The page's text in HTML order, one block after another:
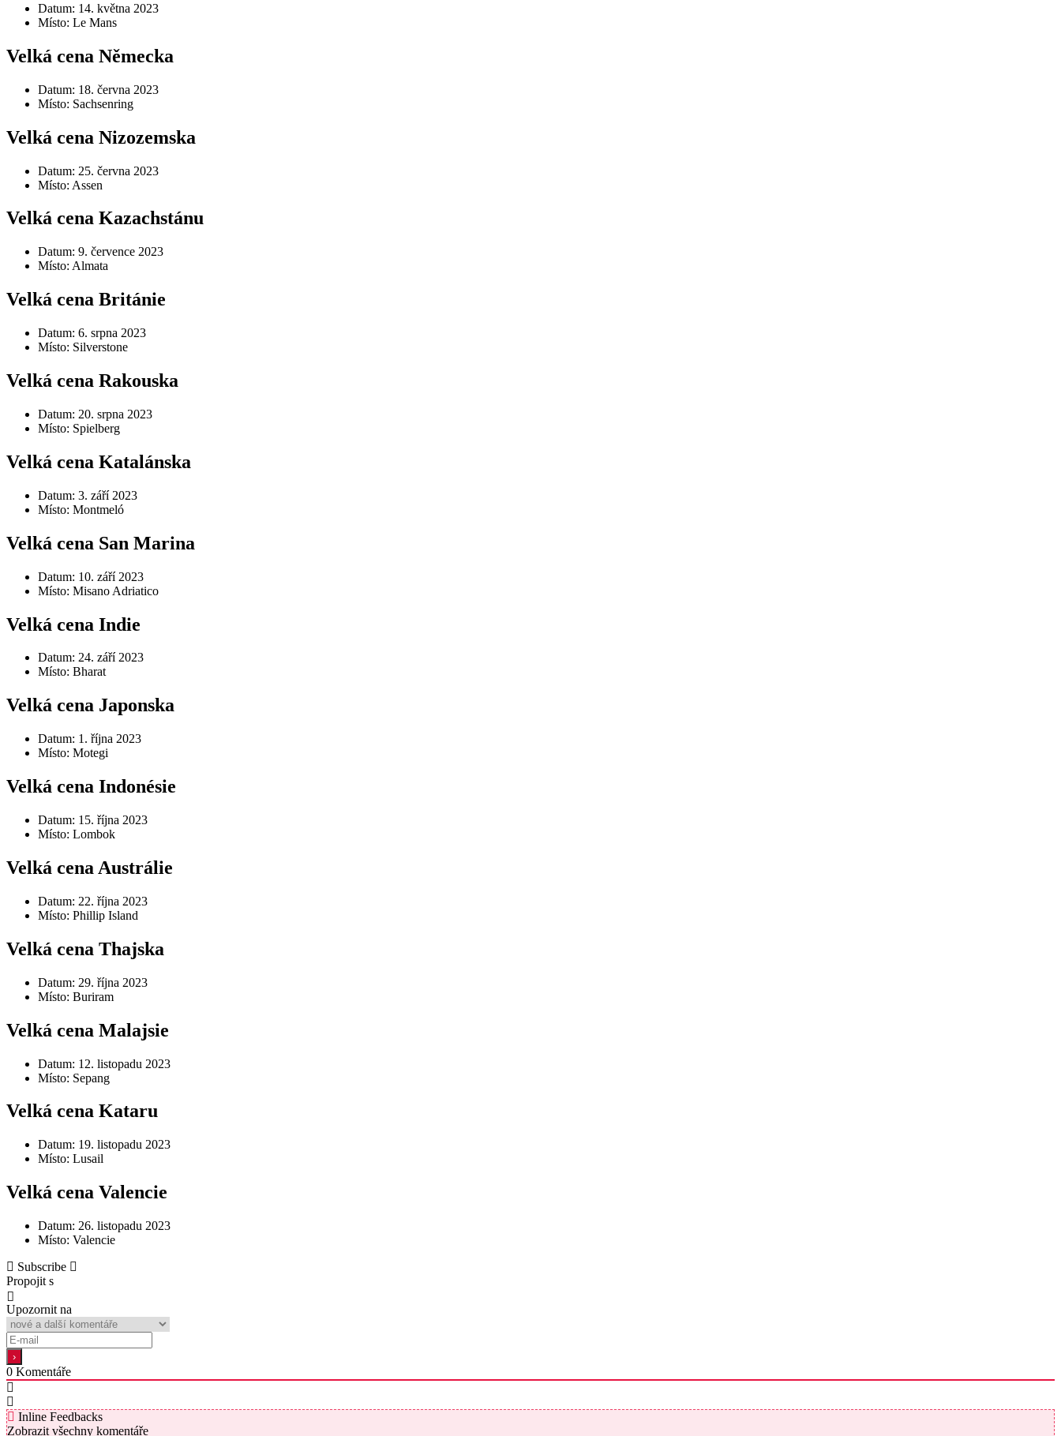
Datum: 14. května 2023
Místo: Le Mans
Velká cena Německa
Datum: 18. června 2023
Místo: Sachsenring
Velká cena Nizozemska
Datum: 25. června 2023
Místo: Assen
Velká cena Kazachstánu
Datum: 9. července 2023
Místo: Almata
Velká cena Británie
Datum: 6. srpna 2023
Místo: Silverstone
Velká cena Rakouska
Datum: 20. srpna 2023
Místo: Spielberg
Velká cena Katalánska
Datum: 3. září 2023
Místo: Montmeló
Velká cena San Marina
Datum: 10. září 2023
Místo: Misano Adriatico
Velká cena Indie
Datum: 24. září 2023
Místo: Bharat
Velká cena Japonska
Datum: 1. října 2023
Místo: Motegi
Velká cena Indonésie
Datum: 15. října 2023
Místo: Lombok
Velká cena Austrálie
Datum: 22. října 2023
Místo: Phillip Island
Velká cena Thajska
Datum: 29. října 2023
Místo: Buriram
Velká cena Malajsie
Datum: 12. listopadu 2023
Místo: Sepang
Velká cena Kataru
Datum: 19. listopadu 2023
Místo: Lusail
Velká cena Valencie
Datum: 26. listopadu 2023
Místo: Valencie
Subscribe
Propojit s
Upozornit na
0 Komentáře
Inline Feedbacks
Zobrazit všechny komentáře